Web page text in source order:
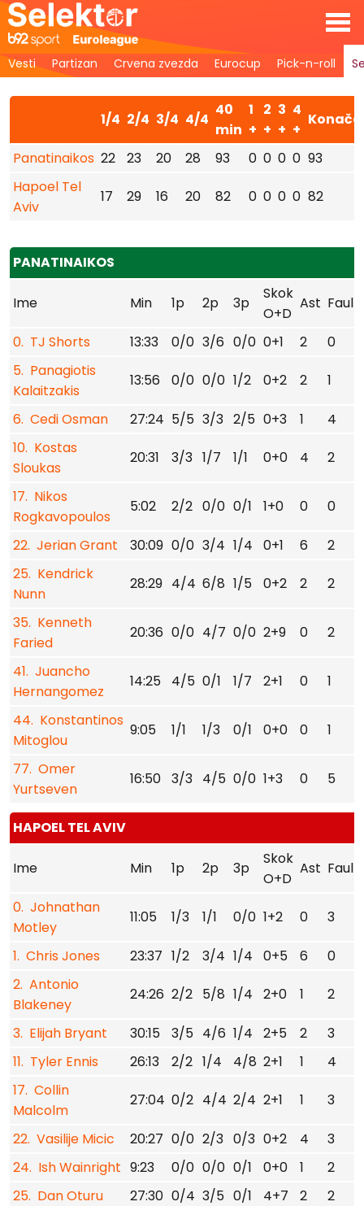
Vesti Partizan Crvena zvezda Eurocup Pick-n-roll
1/4 2/4 3/4 4/4
40
min
1
+
2
+
3
+
4
+
Panatinaikos 22 23 20 28 93 0 0 0 0 93
Hapoel Tel
Aviv
17 29 16 20 82 0 0 0 0 82
PANATINAIKOS
Ime Min 1p 2p 3p
Skok
O+D
Ast Faul
0. TJ Shorts 13:33 0/0 3/6 0/0 0+1 2 0
5. Panagiotis
Kalaitzakis
13:56 0/0 0/0 1/2 0+2 2 1
6. Cedi Osman 27:24 5/5 3/3 2/5 0+3 1 4
10. Kostas
Sloukas
20:31 3/3 1/7 1/1 0+0 4 2
17. Nikos
Rogkavopoulos
5:02 2/2 0/0 0/1 1+0 0 0
22. Jerian Grant 30:09 0/0 3/4 1/4 0+1 6 2
25. Kendrick
Nunn
28:29 4/4 6/8 1/5 0+2 2 2
35. Kenneth
Faried
20:36 0/0 4/7 0/0 2+9 0 2
41. Juancho
Hernangomez
14:25 4/5 0/1 1/7 2+1 0 1
44. Konstantinos
Mitoglou
9:05 1/1 1/3 0/1 0+0 0 1
77. Omer
Yurtseven
16:50 3/3 4/5 0/0 1+3 0 5
HAPOEL TEL AVIV
Ime Min 1p 2p 3p
Skok
O+D
Ast Faul
0. Johnathan
Motley
11:05 1/3 1/1 0/0 1+2 0 3
1. Chris Jones 23:37 1/2 3/4 1/4 0+5 6 0
2. Antonio
Blakeney
24:26 2/2 5/8 1/4 2+0 1 2
3. Elijah Bryant 30:15 3/5 4/6 1/4 2+5 2 3
11. Tyler Ennis
26:13 2/2 1/4 4/8 2+1 1 4
17. Collin
Malcolm
27:04 0/2 4/4 2/4 2+1 1 3
22. Vasilije Micic 20:27 0/0 2/3 0/3 0+2 4 3
24. Ish Wainright 9:23 0/0 0/0 0/1 0+0 1 2
25. Dan Oturu
27:30 0/4 3/5 0/1 4+7 2 2